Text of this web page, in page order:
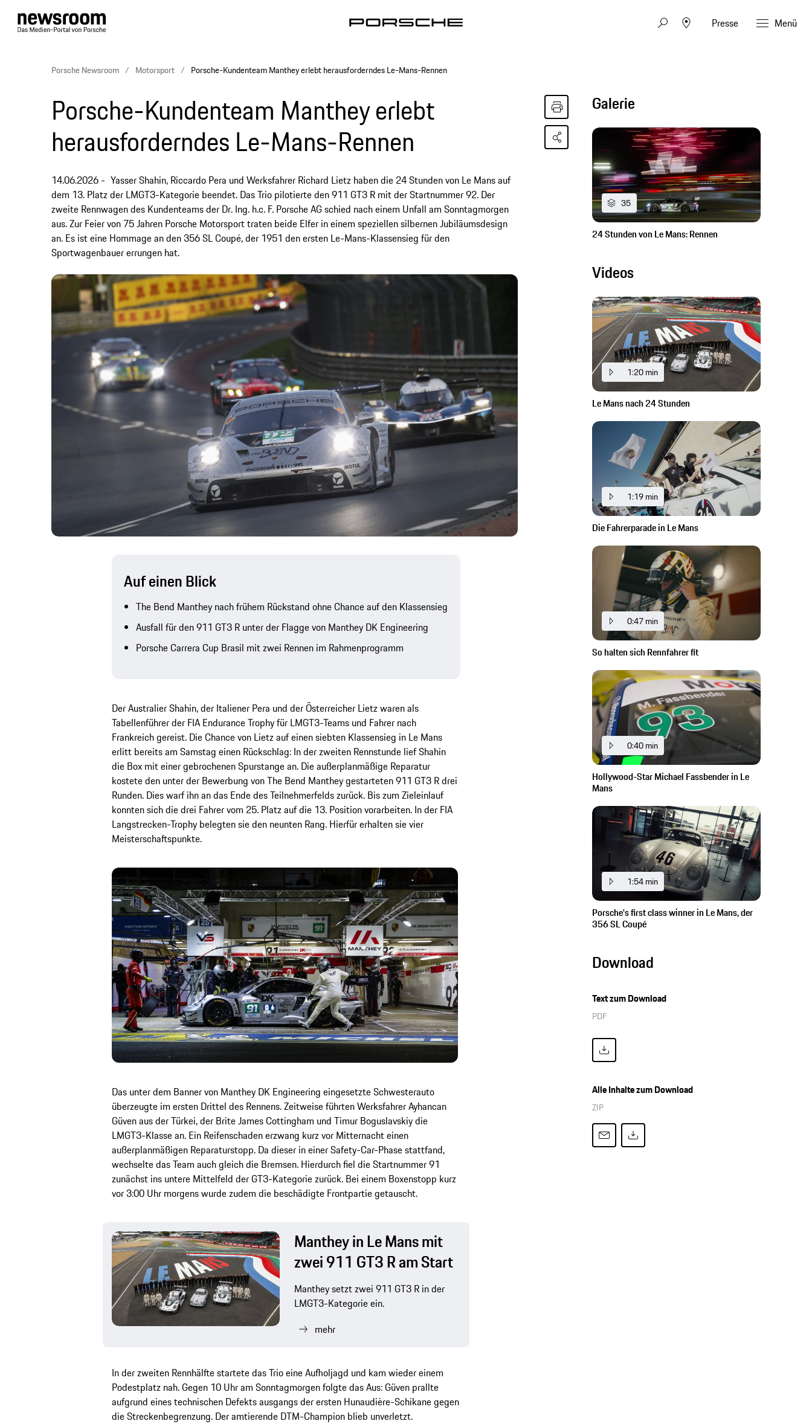
Presse Menü
Porsche Newsroom Motorsport Porsche-Kundenteam Manthey erlebt herausforderndes Le-Mans-Rennen
Porsche-Kundenteam Manthey erlebt
herausforderndes Le-Mans-Rennen
14.06.2026
Yasser Shahin, Riccardo Pera und Werksfahrer Richard Lietz haben die 24 Stunden von Le Mans auf
dem 13. Platz der LMGT3-Kategorie beendet. Das Trio pilotierte den 911 GT3 R mit der Startnummer 92. Der
zweite Rennwagen des Kundenteams der Dr. Ing. h.c. F. Porsche AG schied nach einem Unfall am Sonntagmorgen
aus. Zur Feier von 75 Jahren Porsche Motorsport traten beide Elfer in einem speziellen silbernen Jubiläumsdesign
an. Es ist eine Hommage an den 356 SL Coupé, der 1951 den ersten Le-Mans-Klassensieg für den
Sportwagenbauer errungen hat.
Auf einen Blick
The Bend Manthey nach frühem Rückstand ohne Chance auf den Klassensieg
Ausfall für den 911 GT3 R unter der Flagge von Manthey DK Engineering
Porsche Carrera Cup Brasil mit zwei Rennen im Rahmenprogramm
Der Australier Shahin, der Italiener Pera und der Österreicher Lietz waren als
Tabellenführer der FIA Endurance Trophy für LMGT3-Teams und Fahrer nach
Frankreich gereist. Die Chance von Lietz auf einen siebten Klassensieg in Le Mans
erlitt bereits am Samstag einen Rückschlag: In der zweiten Rennstunde lief Shahin
die Box mit einer gebrochenen Spurstange an. Die außerplanmäßige Reparatur
kostete den unter der Bewerbung von The Bend Manthey gestarteten 911 GT3 R drei
Runden. Dies warf ihn an das Ende des Teilnehmerfelds zurück. Bis zum Zieleinlauf
konnten sich die drei Fahrer vom 25. Platz auf die 13. Position vorarbeiten. In der FIA
Langstrecken-Trophy belegten sie den neunten Rang. Hierfür erhalten sie vier
Meisterschaftspunkte.
Das unter dem Banner von Manthey DK Engineering eingesetzte Schwesterauto
überzeugte im ersten Drittel des Rennens. Zeitweise führten Werksfahrer Ayhancan
Güven aus der Türkei, der Brite James Cottingham und Timur Boguslavskiy die
LMGT3-Klasse an. Ein Reifenschaden erzwang kurz vor Mitternacht einen
außerplanmäßigen Reparaturstopp. Da dieser in einer Safety-Car-Phase stattfand,
wechselte das Team auch gleich die Bremsen. Hierdurch fiel die Startnummer 91
zunächst ins untere Mittelfeld der GT3-Kategorie zurück. Bei einem Boxenstopp kurz
vor 3:00 Uhr morgens wurde zudem die beschädigte Frontpartie getauscht.
Manthey in Le Mans mit
zwei 911 GT3 R am Start
Manthey setzt zwei 911 GT3 R in der
LMGT3-Kategorie ein.
mehr
In der zweiten Rennhälfte startete das Trio eine Aufholjagd und kam wieder einem
Podestplatz nah. Gegen 10 Uhr am Sonntagmorgen folgte das Aus: Güven prallte
aufgrund eines technischen Defekts ausgangs der ersten Hunaudière-Schikane gegen
die Streckenbegrenzung. Der amtierende DTM-Champion blieb unverletzt.
Galerie
35
24 Stunden von Le Mans: Rennen
Videos
1:20 min
Le Mans nach 24 Stunden
1:19 min
Die Fahrerparade in Le Mans
0:47 min
So halten sich Rennfahrer fit
0:40 min
Hollywood-Star Michael Fassbender in Le
Mans
1:54 min
Porsche's first class winner in Le Mans, der
356 SL Coupé
Download
Text zum Download
PDF
Alle Inhalte zum Download
ZIP